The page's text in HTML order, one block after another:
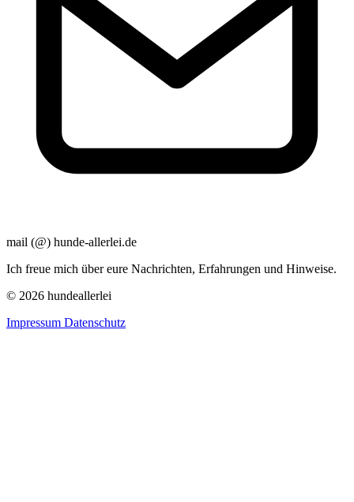
mail (@) hunde-allerlei.de
Ich freue mich über eure Nachrichten, Erfahrungen und Hinweise.
© 2026 hundeallerlei
Impressum Datenschutz